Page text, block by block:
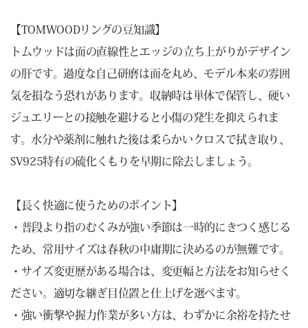
【TOMWOODリングの豆知識】
トムウッドは面の直線性とエッジの立ち上がりがデザイン
の肝です。過度な自己研磨は面を丸め、モデル本来の雰囲
気を損なう恐れがあります。収納時は単体で保管し、硬い
ジュエリーとの接触を避けると小傷の発生を抑えられま
す。水分や薬剤に触れた後は柔らかいクロスで拭き取り、
SV925特有の硫化くもりを早期に除去しましょう。
【長く快適に使うためのポイント】
・普段より指のむくみが強い季節は一時的にきつく感じる
ため、常用サイズは春秋の中庸期に決めるのが無難です。
・サイズ変更歴がある場合は、変更幅と方法をお知らせく
ださい。適切な継ぎ目位置と仕上げを選べます。
・強い衝撃や握力作業が多い方は、わずかに余裕を持たせ